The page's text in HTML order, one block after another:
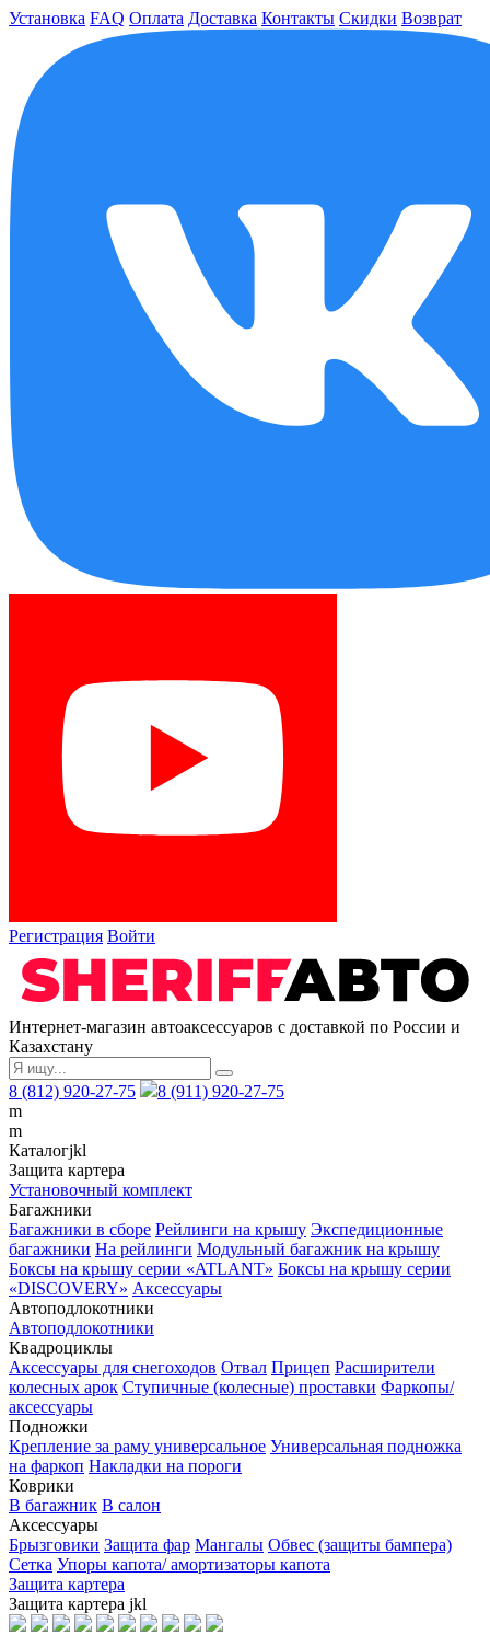
Установка FAQ Оплата Доставка Контакты Скидки Возврат
Регистрация Войти
Интернет-магазин автоаксессуаров с доставкой по России и
Казахстану
8 (812) 920-27-75
8 (911) 920-27-75
m
m
Каталогjkl
Защита картера
Установочный комплект
Багажники
Багажники в сборе Рейлинги на крышу Экспедиционные
багажники На рейлинги Модульный багажник на крышу
Боксы на крышу серии «ATLANT» Боксы на крышу серии
«DISCOVERY» Аксессуары
Автоподлокотники
Автоподлокотники
Квадроциклы
Аксессуары для снегоходов Отвал Прицеп Расширители
колесных арок Ступичные (колесные) проставки Фаркопы/
аксессуары
Подножки
Крепление за раму универсальное Универсальная подножка
на фаркоп Накладки на пороги
Коврики
В багажник В салон
Аксессуары
Брызговики Защита фар Мангалы Обвес (защиты бампера)
Сетка Упоры капота/ амортизаторы капота
Защита картера
Защита картера jkl